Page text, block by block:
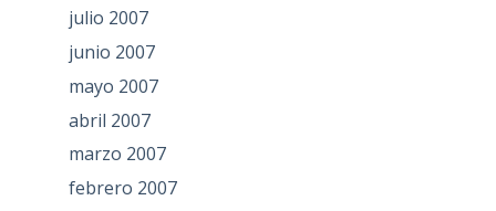
julio 2007
junio 2007
mayo 2007
abril 2007
marzo 2007
febrero 2007